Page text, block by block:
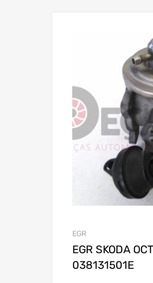
EGR
EGR SKODA
038131501E